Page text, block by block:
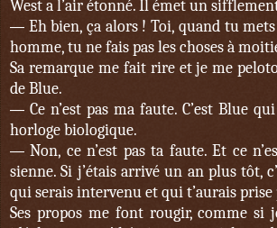
West a l’air étonné. Il émet un
— Eh bien, ça alors ! Toi, quand tu
homme, tu ne fais pas les choses à
Sa remarque me fait rire et je me
de Blue.
— Ce n’est pas ma faute. C’est Blue
horloge biologique.
—Non, ce n’est pas ta faute. Et ce
sienne. Si j’étais arrivé un an plus tôt,
qui serais intervenu et qui t’aurais
Ses propos me font rougir, comme si